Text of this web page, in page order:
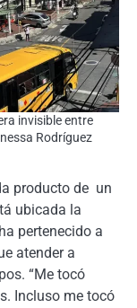
invisible entre
Rodríguez
producto de un
ubicada la
pertenecido a
atender a
“Me tocó
Incluso me tocó